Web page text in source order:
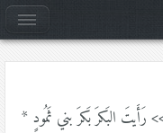
رَأَيتَ البَكرَ بَكرَ بني ثَمُودٍ *